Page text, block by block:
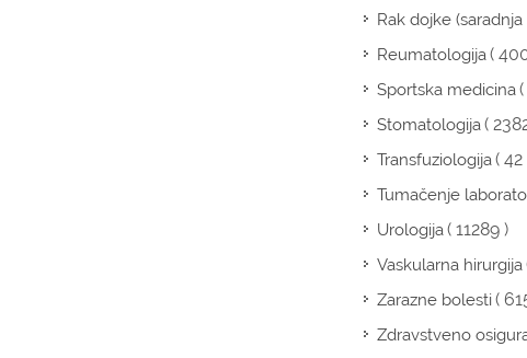
Rak dojke
Reumatologija(
Sportska medicina
Stomatologija(
Transfuziologija( 42
Tumačenje
Urologija( 11289 )
Vaskularna hirurgija
Zarazne bolesti(
Zdravstveno